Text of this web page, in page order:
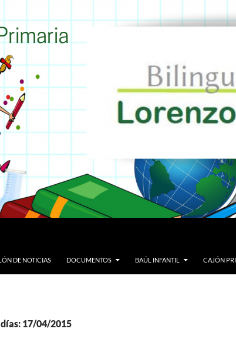
DE NOTICIAS DOCUMENTOS BAÚL INFANTIL CAJÓN
17/04/2015